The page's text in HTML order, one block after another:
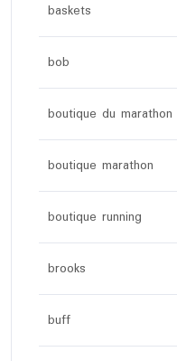
baskets
bob
boutique du marathon
boutique marathon
boutique running
brooks
buff